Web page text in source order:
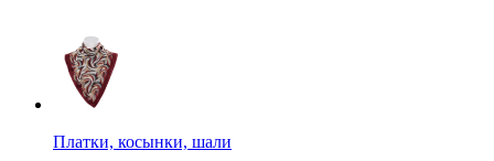
Платки, косынки, шали